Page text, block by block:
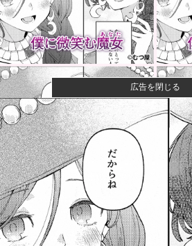
【速報】ひろゆき、離婚wwwwww
広告を閉じる